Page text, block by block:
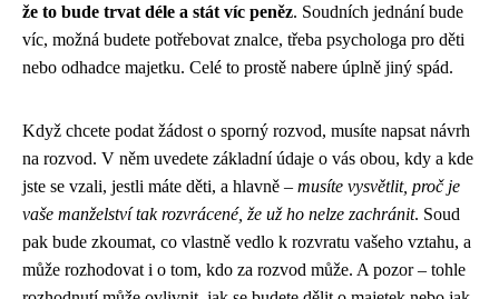
že to bude trvat déle a stát víc peněz. Soudních jednání bude
víc, možná budete potřebovat znalce, třeba psychologa pro děti
nebo odhadce majetku. Celé to prostě nabere úplně jiný spád.
Když chcete podat žádost o sporný rozvod, musíte napsat návrh
na rozvod. V něm uvedete základní údaje o vás obou, kdy a kde
jste se vzali, jestli máte děti, a hlavně – musíte vysvětlit, proč je
vaše manželství tak rozvrácené, že už ho nelze zachránit. Soud
pak bude zkoumat, co vlastně vedlo k rozvratu vašeho vztahu, a
může rozhodovat i o tom, kdo za rozvod může. A pozor – tohle